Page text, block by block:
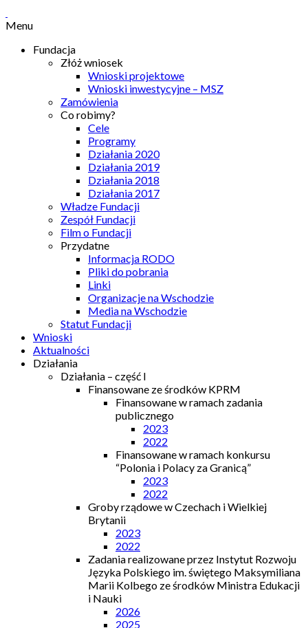
Menu
Fundacja
Złóż wniosek
Wnioski projektowe
Wnioski inwestycyjne – MSZ
Zamówienia
Co robimy?
Cele
Programy
Działania 2020
Działania 2019
Działania 2018
Działania 2017
Władze Fundacji
Zespół Fundacji
Film o Fundacji
Przydatne
Informacja RODO
Pliki do pobrania
Linki
Organizacje na Wschodzie
Media na Wschodzie
Statut Fundacji
Wnioski
Aktualności
Działania
Działania – część I
Finansowane ze środków KPRM
Finansowane w ramach zadania
publicznego
2023
2022
Finansowane w ramach konkursu
“Polonia i Polacy za Granicą”
2023
2022
Groby rządowe w Czechach i Wielkiej
Brytanii
2023
2022
Zadania realizowane przez Instytut Rozwoju
Języka Polskiego im. świętego Maksymiliana
Marii Kolbego ze środków Ministra Edukacji
i Nauki
2026
2025